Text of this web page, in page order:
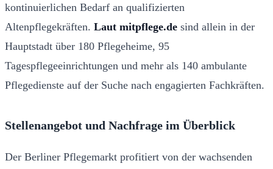
kontinuierlichen Bedarf an qualifizierten
Altenpflegekräften. Laut mitpflege.de sind allein in der
Hauptstadt über 180 Pflegeheime, 95
Tagespflegeeinrichtungen und mehr als 140 ambulante
Pflegedienste auf der Suche nach engagierten Fachkräften.
Stellenangebot und Nachfrage im Überblick
Der Berliner Pflegemarkt profitiert von der wachsenden